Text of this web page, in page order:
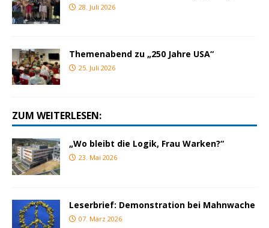
28. Juli 2026
Themenabend zu „250 Jahre USA“
25. Juli 2026
ZUM WEITERLESEN:
„Wo bleibt die Logik, Frau Warken?“
23. Mai 2026
Leserbrief: Demonstration bei Mahnwache
07. März 2026